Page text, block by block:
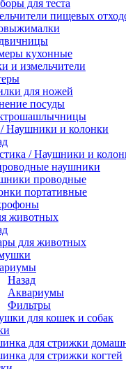
для теста
пищевых
кухонные
и измельчители
для ножей
посуды
Наушники и колонки
/ Наушники и
наушники
проводные
портативные
животных
для животных
Назад
Аквариумы
Фильтры
для кошек и собак
для стрижки
для стрижки когтей